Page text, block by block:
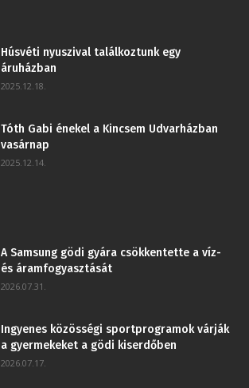
Húsvéti nyuszival találkoztunk egy
áruházban
2025.12.18.
Tóth Gabi énekel a Kincsem Udvarházban
vasárnap
2025.12.14.
A Samsung gödi gyára csökkentette a víz-
és áramfogyasztását
2026.07.31.
Ingyenes közösségi sportprogramok várják
a gyermekeket a gödi kiserdőben
2026.07.17.